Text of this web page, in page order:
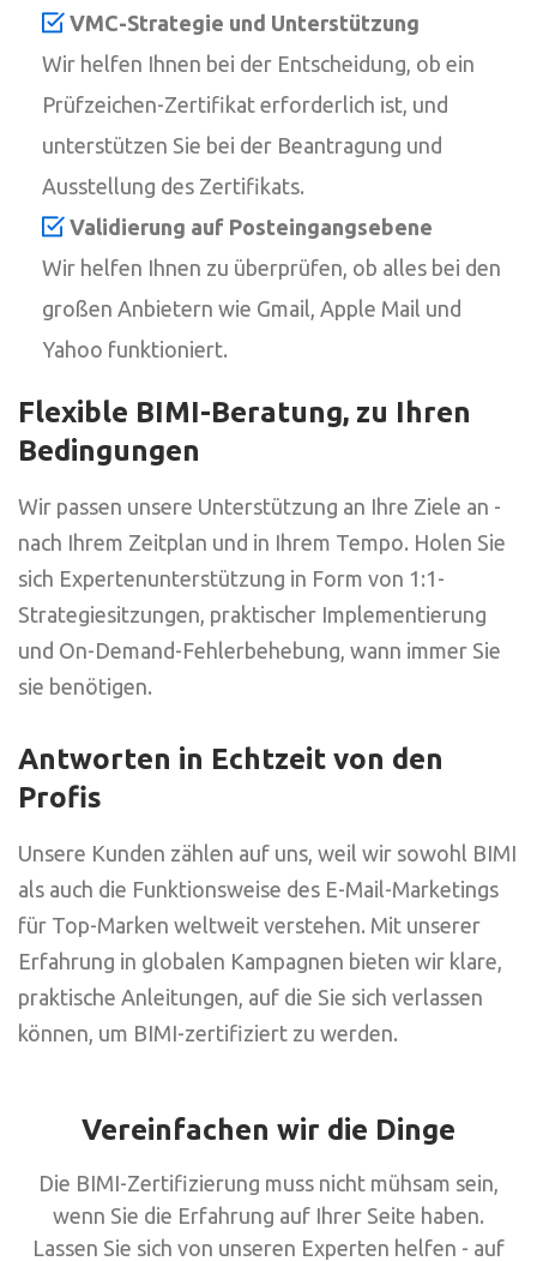
VMC-Strategie und Unterstützung
Wir helfen Ihnen bei der Entscheidung, ob ein
Prüfzeichen-Zertifikat erforderlich ist, und
unterstützen Sie bei der Beantragung und
Ausstellung des Zertifikats.
Validierung auf Posteingangsebene
Wir helfen Ihnen zu überprüfen, ob alles bei den
großen Anbietern wie Gmail, Apple Mail und
Yahoo funktioniert.
Flexible BIMI-Beratung, zu Ihren
Bedingungen
Wir passen unsere Unterstützung an Ihre Ziele an -
nach Ihrem Zeitplan und in Ihrem Tempo. Holen Sie
sich Expertenunterstützung in Form von 1:1-
Strategiesitzungen, praktischer Implementierung
und On-Demand-Fehlerbehebung, wann immer Sie
sie benötigen.
Antworten in Echtzeit von den
Profis
Unsere Kunden zählen auf uns, weil wir sowohl BIMI
als auch die Funktionsweise des E-Mail-Marketings
für Top-Marken weltweit verstehen. Mit unserer
Erfahrung in globalen Kampagnen bieten wir klare,
praktische Anleitungen, auf die Sie sich verlassen
können, um BIMI-zertifiziert zu werden.
Vereinfachen wir die Dinge
Die BIMI-Zertifizierung muss nicht mühsam sein,
wenn Sie die Erfahrung auf Ihrer Seite haben.
Lassen Sie sich von unseren Experten helfen - auf